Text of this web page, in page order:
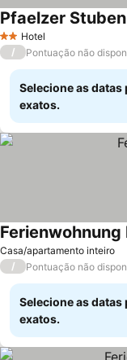
2 Estrelas
Hotel
Pfaelzer Stuben
/ Pontuação não
Selecione as
exatos.
Casa/apartamento inteiro
Ferienwohnung
/ Pontuação não
Selecione as
exatos.